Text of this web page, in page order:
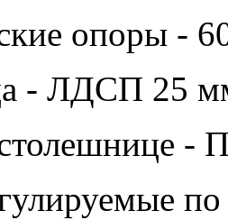
опоры -
- ЛДСП 25